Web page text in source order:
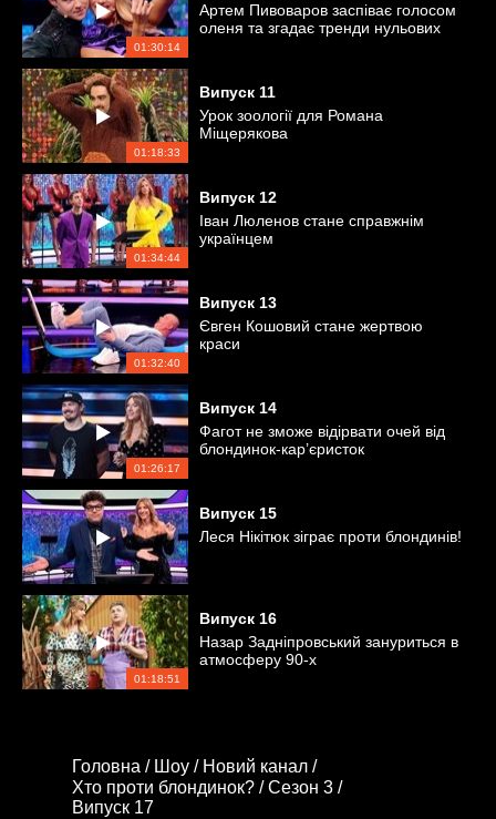
01:30:14
Артем Пивоваров заспіває голосом
оленя та згадає тренди нульових
01:18:33
Випуск 11
Урок зоології для Романа
Міщерякова
01:34:44
Випуск 12
Іван Люленов стане справжнім
українцем
01:32:40
Випуск 13
Євген Кошовий стане жертвою
краси
01:26:17
Випуск 14
Фагот не зможе відірвати очей від
блондинок-кар’єристок
Випуск 15
Леся Нікітюк зіграє проти блондинів!
01:18:51
Випуск 16
Назар Задніпровський зануриться в
атмосферу 90-х
Головна / Шоу / Новий канал /
Хто проти блондинок? /Сезон 3 /
Випуск 17